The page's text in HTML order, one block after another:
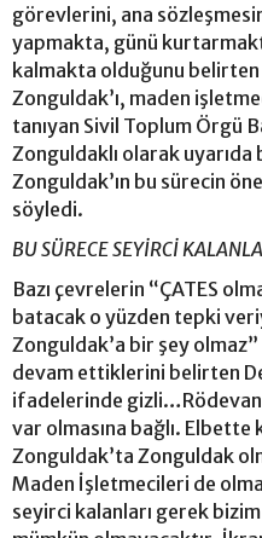
görevlerini, ana
yapmakta, günü
kalmakta olduğunu belirten
Zonguldak’ı, maden
tanıyan Sivil Toplum Örgü
Zonguldaklı olarak uyarıda
Zonguldak’ın bu sürecin
söyledi.
BU SÜRECE SEYİRCİ
Bazı çevrelerin “ÇATES
batacak o yüzden tepki
Zonguldak’a bir şey
devam ettiklerini belirten
ifadelerinde
var olmasına bağlı. Elbette
Zonguldak’ta Zonguldak
Maden İşletmecileri de
seyirci kalanları gerek